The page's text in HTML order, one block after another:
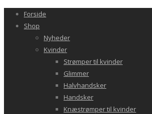
Forside
Shop
Nyheder
Kvinder
Strømper til kvinder
Glimmer
Halvhandsker
Handsker
Knæstrømper til kvinder